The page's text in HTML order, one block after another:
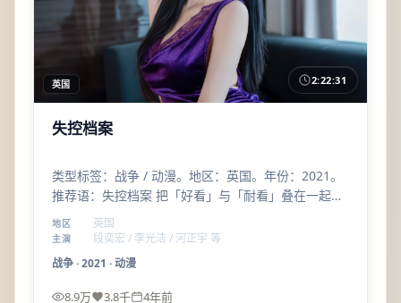
英国 2:22:31
失控档案
类型标签：战争 / 动漫。地区：英国。年份：2021。
推荐语：失控档案 把「好看」与「耐看」叠在一起；
段奕宏、李光洁 的表演层次足够支撑二刷。
地区 英国
主演
段奕宏 / 李光洁 / 河正宇 等
战争·2021 ·动漫
8.9万 3.8千 4年前